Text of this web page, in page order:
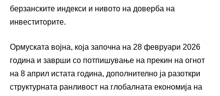
берзанските индекси и нивото на доверба на
инвеститорите.
Ормуската војна, која започна на 28 февруари 2026
година и заврши со потпишување на прекин на огнот
на 8 април истата година, дополнително ја разоткри
структурната ранливост на глобалната економија на